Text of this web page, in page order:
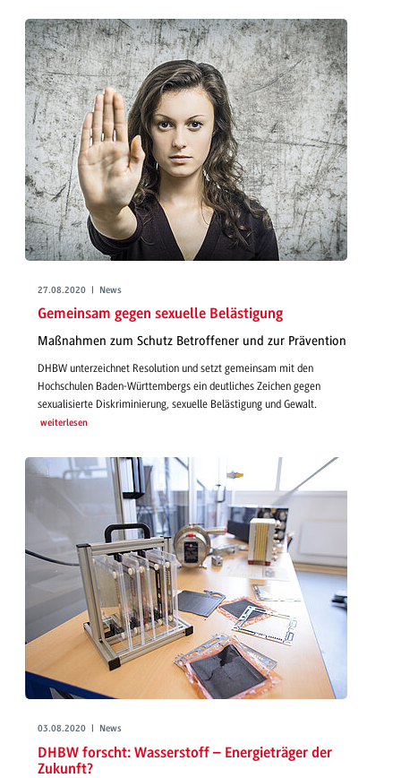
27.08.2020 | News
Gemeinsam gegen sexuelle Belästigung
Maßnahmen zum Schutz Betroffener und zur Prävention
DHBW unterzeichnet Resolution und setzt gemeinsam mit den
Hochschulen Baden-Württembergs ein deutliches Zeichen gegen
sexualisierte Diskriminierung, sexuelle Belästigung und Gewalt.
weiterlesen
03.08.2020 | News
DHBW forscht: Wasserstoff – Energieträger der
Zukunft?